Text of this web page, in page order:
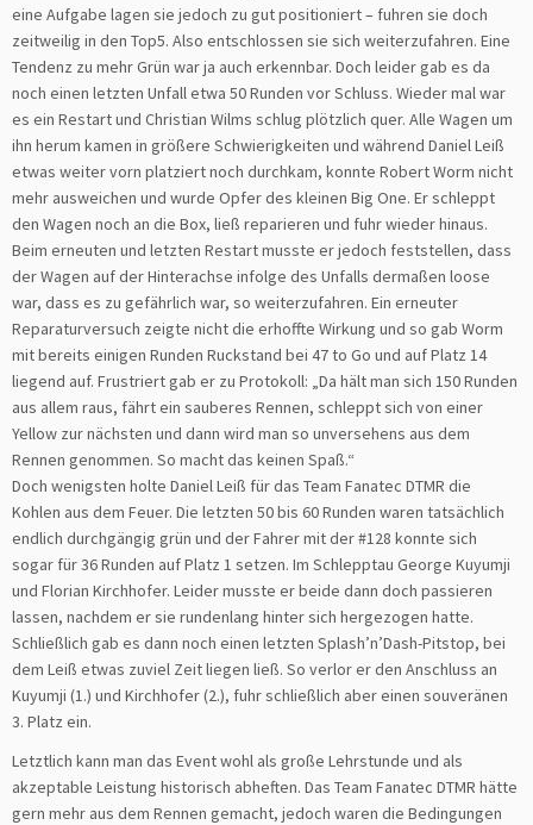
eine Aufgabe lagen sie jedoch zu gut positioniert – fuhren sie doch
zeitweilig in den Top5. Also entschlossen sie sich weiterzufahren. Eine
Tendenz zu mehr Grün war ja auch erkennbar. Doch leider gab es da
noch einen letzten Unfall etwa 50 Runden vor Schluss. Wieder mal war
es ein Restart und Christian Wilms schlug plötzlich quer. Alle Wagen um
ihn herum kamen in größere Schwierigkeiten und während Daniel Leiß
etwas weiter vorn platziert noch durchkam, konnte Robert Worm nicht
mehr ausweichen und wurde Opfer des kleinen Big One. Er schleppt
den Wagen noch an die Box, ließ reparieren und fuhr wieder hinaus.
Beim erneuten und letzten Restart musste er jedoch feststellen, dass
der Wagen auf der Hinterachse infolge des Unfalls dermaßen loose
war, dass es zu gefährlich war, so weiterzufahren. Ein erneuter
Reparaturversuch zeigte nicht die erhoffte Wirkung und so gab Worm
mit bereits einigen Runden Ruckstand bei 47 to Go und auf Platz 14
liegend auf. Frustriert gab er zu Protokoll: „Da hält man sich 150 Runden
aus allem raus, fährt ein sauberes Rennen, schleppt sich von einer
Yellow zur nächsten und dann wird man so unversehens aus dem
Rennen genommen. So macht das keinen Spaß.“
Doch wenigsten holte Daniel Leiß für das Team Fanatec DTMR die
Kohlen aus dem Feuer. Die letzten 50 bis 60 Runden waren tatsächlich
endlich durchgängig grün und der Fahrer mit der #128 konnte sich
sogar für 36 Runden auf Platz 1 setzen. Im Schlepptau George Kuyumji
und Florian Kirchhofer. Leider musste er beide dann doch passieren
lassen, nachdem er sie rundenlang hinter sich hergezogen hatte.
Schließlich gab es dann noch einen letzten Splash’n’Dash-Pitstop, bei
dem Leiß etwas zuviel Zeit liegen ließ. So verlor er den Anschluss an
Kuyumji (1.) und Kirchhofer (2.), fuhr schließlich aber einen souveränen
3. Platz ein.
Letztlich kann man das Event wohl als große Lehrstunde und als
akzeptable Leistung historisch abheften. Das Team Fanatec DTMR hätte
gern mehr aus dem Rennen gemacht, jedoch waren die Bedingungen